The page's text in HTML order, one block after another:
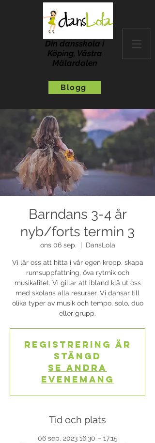
Din dansskola i
Köping, Västra
Mälardalen
Blogg
Barndans 3-4 år
nyb/forts termin 3
ons 06 sep. DansLola
Vi lär oss att hitta i vår egen kropp, skapa
rumsuppfattning, öva rytmik och
musikalitet. Vi gillar att ibland klä ut oss
med skolans alla resurser. Vi dansar till
olika typer av musik och tempo, solo, duo
eller grupp.
Registrering är
stängd
Se andra
evenemang
Tid och plats
06 sep. 2023 16:30 – 17:15